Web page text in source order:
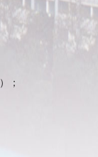
）；